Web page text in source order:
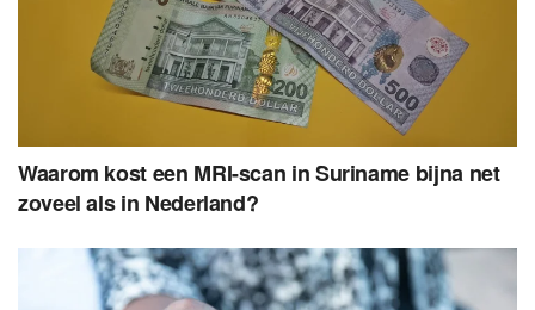
Waarom kost een MRI-scan in Suriname bijna net
zoveel als in Nederland?